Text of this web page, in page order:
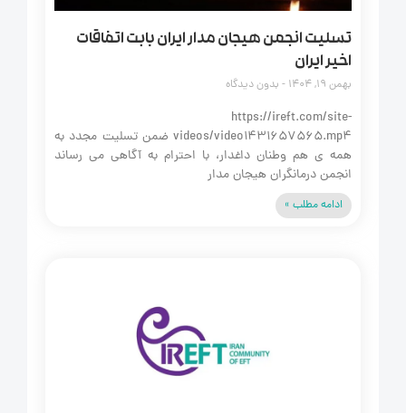
تسلیت انجمن هیجان مدار ایران بابت اتفاقات
اخیر ایران
بدون دیدگاه
https://ireft.com/site-
videos/video1431657565.mp4 ضمن تسلیت مجدد به
همه‌ ی هم‌ وطنان داغدار، با احترام به آگاهی می‌ رساند
انجمن درمانگران هیجان‌ مدار
ادامه مطلب »